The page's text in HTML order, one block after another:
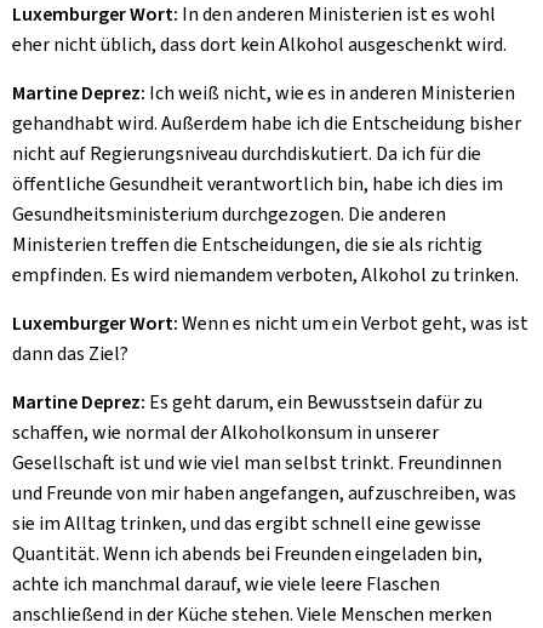
Luxemburger Wort: In den anderen Ministerien ist es wohl
eher nicht üblich, dass dort kein Alkohol ausgeschenkt wird.
Martine Deprez: Ich weiß nicht, wie es in anderen Ministerien
gehandhabt wird. Außerdem habe ich die Entscheidung bisher
nicht auf Regierungsniveau durchdiskutiert. Da ich für die
öffentliche Gesundheit verantwortlich bin, habe ich dies im
Gesundheitsministerium durchgezogen. Die anderen
Ministerien treffen die Entscheidungen, die sie als richtig
empfinden. Es wird niemandem verboten, Alkohol zu trinken.
Luxemburger Wort:Wenn es nicht um ein Verbot geht, was ist
dann das Ziel?
Martine Deprez: Es geht darum, ein Bewusstsein dafür zu
schaffen, wie normal der Alkoholkonsum in unserer
Gesellschaft ist und wie viel man selbst trinkt. Freundinnen
und Freunde von mir haben angefangen, aufzuschreiben, was
sie im Alltag trinken, und das ergibt schnell eine gewisse
Quantität. Wenn ich abends bei Freunden eingeladen bin,
achte ich manchmal darauf, wie viele leere Flaschen
anschließend in der Küche stehen. Viele Menschen merken